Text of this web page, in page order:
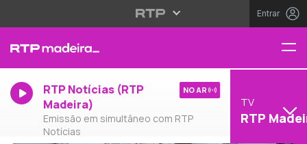
Entrar
RTP Notícias (RTP
Madeira)
Emissão em simultâneo com RTP
Notícias
NO AR
TV
RTP